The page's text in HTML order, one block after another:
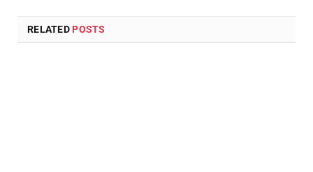
RELATED POSTS